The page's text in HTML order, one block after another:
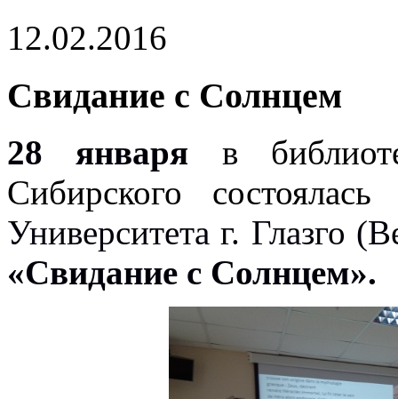
12.02.2016
Свидание с Солнцем
28 января в
Сибирского
Университета г. Глазго
«Свидание с Солнцем».